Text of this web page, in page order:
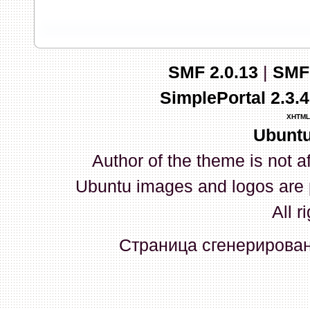
03 Апреля 2026, 10:02:33
whookey:GenKass: с
03 Апреля 2026, 05:22:56
GenKass:По тому же
02 Апреля 2026, 12:56:37
GenKass:Всем доброго
серии (6592) 1-1245, 3-
прошить до 7926, чтобы
Атол 11 видится в системе
SMF 2.0.13|
SimplePortal
XHTML
Author of the theme is not
Ubuntu images and logos
All
Страница